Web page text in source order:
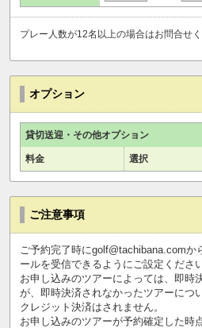
プレー人数が12名以上の場合はお問合せ
オプション
貸切送迎・その他オプション
料金 選択
ご注意事項
ご予約完了時にgolf@tachibana.comか
ールを受信できるようにご設定ください
お申し込みのツアーによっては、即時
が、即時決済されなかったツアーにつ
クレジット決済はされません。
お申し込みのツアーが予約確定した時